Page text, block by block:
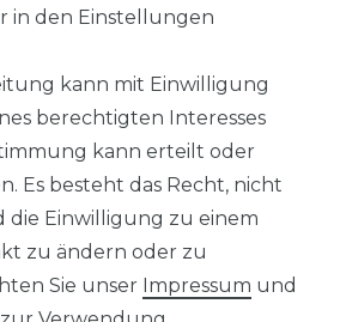
x T x H, mm)
299
10,5
MUZ-
AY35VG
(m3/h)
(Kühlen / Heizen
in den Einstellungen
kann mit Einwilligung
berechtigten Interesses
kann erteilt oder
Es besteht das Recht, nicht
die Einwilligung zu einem
zu ändern oder zu
Sie unser Impressum und